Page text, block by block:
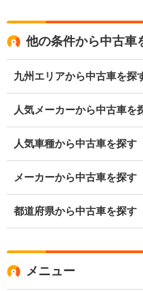
他の条件から中古車
九州エリアから中古車を探
人気メーカーから中古車を
人気車種から中古車を探す
メーカーから中古車を探す
都道府県から中古車を探す
メニュー